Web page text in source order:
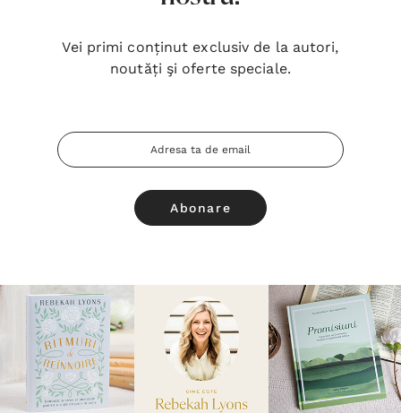
Vei primi conținut exclusiv de la autori,
noutăți şi oferte speciale.
Adresa
Email